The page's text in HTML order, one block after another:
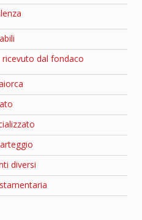
ricevuto dal fondaco
diversi